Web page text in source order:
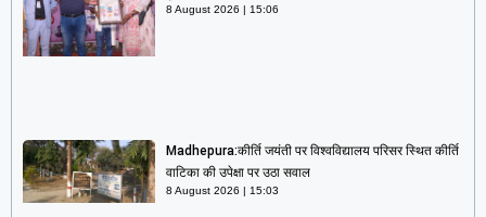
8 August 2026 15:06
Madhepura:कीर्ति जयंती पर विश्वविद्यालय परिसर स्थित कीर्ति
वाटिका की उपेक्षा पर उठा सवाल
8 August 2026 15:03